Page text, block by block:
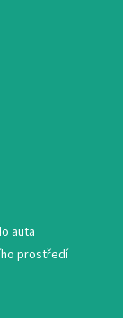
auta
prostředí